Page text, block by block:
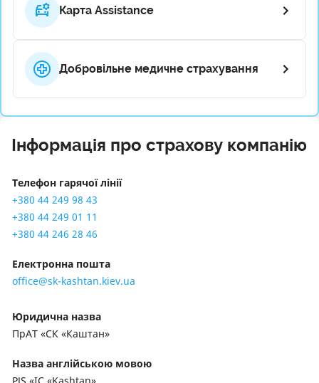
Карта Assistance
Добровільне медичне страхування
Інформація про страхову компанію
Телефон гарячої лінії
+380 44 249 98 43
+380 44 249 01 11
+380 44 246 28 46
Електронна пошта
office@sk-kashtan.kiev.ua
Юридична назва
ПрАТ «СК «Каштан»
Назва англійською мовою